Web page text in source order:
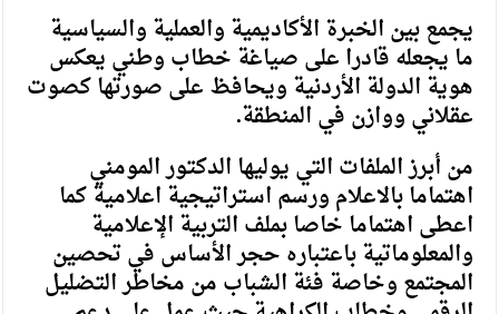
يجمع بين الخبرة الأكاديمية والعملية والسياسية
ما يجعله قادرا على صياغة خطاب وطني يعكس
هوية الدولة الأردنية ويحافظ على صورتها كصوت
عقلاني ووازن في المنطقة.
من أبرز الملفات التي يوليها الدكتور المومني
اهتماما بالاعلام ورسم استراتيجية اعلامية كما
اعطى اهتماما خاصا بملف التربية الإعلامية
والمعلوماتية باعتباره حجر الأساس في تحصين
المجتمع وخاصة فئة الشباب من مخاطر التضليل